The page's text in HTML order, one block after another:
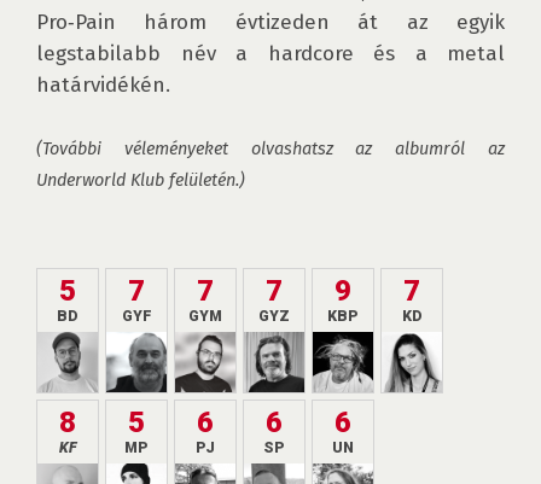
Pro‑Pain három évtizeden át az egyik
legstabilabb név a hardcore és a metal
határvidékén.
(További véleményeket olvashatsz az albumról az
Underworld Klub felületén.)
5
BD
7
GYF
7
GYM
7
GYZ
9
KBP
7
KD
8
KF
5
MP
6
PJ
6
SP
6
UN